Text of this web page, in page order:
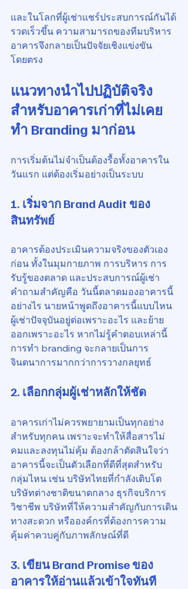
และในโลกที่ผู้เช่าแชร์ประสบการณ์กันได้
รวดเร็วขึ้น ความสามารถของทีมบริหาร
อาคารจึงกลายเป็นปัจจัยเชิงแข่งขัน
โดยตรง
แนวทางนำไปปฏิบัติจริง
สำหรับอาคารเก่าที่ไม่เคย
ทำ Branding มาก่อน
การเริ่มต้นไม่จำเป็นต้องรื้อทั้งอาคารใน
วันแรก แต่ต้องเริ่มอย่างเป็นระบบ
1. เริ่มจาก Brand Audit ของ
สินทรัพย์
อาคารต้องประเมินความจริงของตัวเอง
ก่อน ทั้งในมุมกายภาพ การบริหาร การ
รับรู้ของตลาด และประสบการณ์ผู้เช่า
คำถามสำคัญคือ วันนี้ตลาดมองอาคารนี้
อย่างไร นายหน้าพูดถึงอาคารนี้แบบไหน
ผู้เช่าปัจจุบันอยู่ต่อเพราะอะไร และย้าย
ออกเพราะอะไร หากไม่รู้คำตอบเหล่านี้
การทำ branding จะกลายเป็นการ
จินตนาการมากกว่าการวางกลยุทธ์
2. เลือกกลุ่มผู้เช่าหลักให้ชัด
อาคารเก่าไม่ควรพยายามเป็นทุกอย่าง
สำหรับทุกคน เพราะจะทำให้สื่อสารไม่
คมและลงทุนไม่คุ้ม ต้องกล้าตัดสินใจว่า
อาคารนี้จะเป็นตัวเลือกที่ดีที่สุดสำหรับ
กลุ่มไหน เช่น บริษัทไทยที่กำลังเติบโต
บริษัทต่างชาติขนาดกลาง ธุรกิจบริการ
วิชาชีพ บริษัทที่ให้ความสำคัญกับการเดิน
ทางสะดวก หรือองค์กรที่ต้องการความ
คุ้มค่าควบคู่กับภาพลักษณ์ที่ดี
3. เขียน Brand Promise ของ
อาคารให้อ่านแล้วเข้าใจทันที